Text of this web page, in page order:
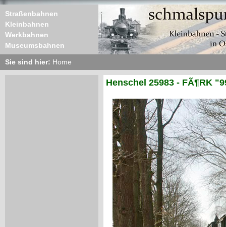
Straßenbahnen
Kleinbahnen
Werkbahnen
Museumsbahnen
Sie sind hier: Home
Henschel 25983 - FÃ¶RK